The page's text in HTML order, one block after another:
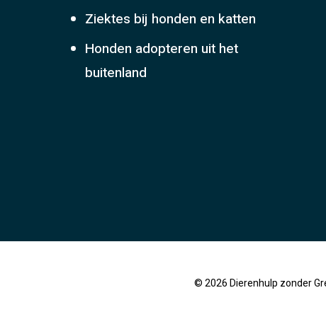
Ziektes bij honden en katten
Honden adopteren uit het
buitenland
© 2026 Dierenhulp zonder